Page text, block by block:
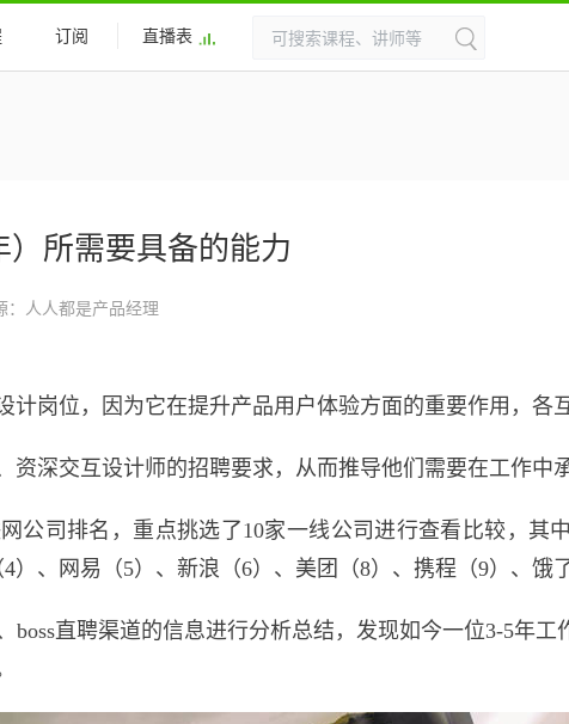
订阅 直播表
所需要具备的能力
人人都是产品经理
岗位，因为它在提升产品用户体验方面的重要作用，各
深交互设计师的招聘要求，从而推导他们需要在工作中
公司排名，重点挑选了10家一线公司进行查看比较，其
）、网易（5）、新浪（6）、美团（8）、携程（9）、饿
boss直聘渠道的信息进行分析总结，发现如今一位3-5年